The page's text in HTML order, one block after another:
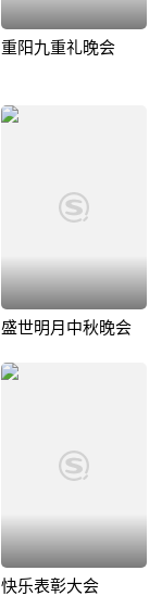
重阳九重礼晚会
盛世明月中秋晚会
快乐表彰大会